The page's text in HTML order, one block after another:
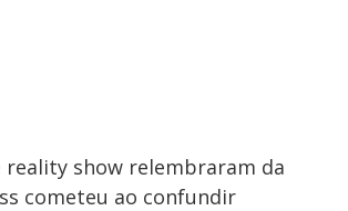
reality show relembraram da
cometeu ao confundir